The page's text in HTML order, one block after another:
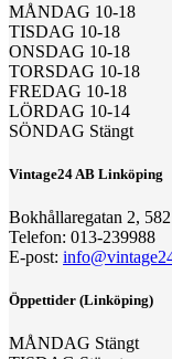
MÅNDAG 10-18
TISDAG 10-18
ONSDAG 10-18
TORSDAG 10-18
FREDAG 10-18
LÖRDAG 10-14
SÖNDAG Stängt
Vintage24 AB Linköping
Bokhållaregatan 2,
Telefon: 013-239988
E-post:
Öppettider (Linköping)
MÅNDAG Stängt